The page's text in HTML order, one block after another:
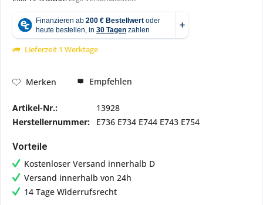
Lieferzeit 1 Werktage
Merken Empfehlen
Artikel-Nr.:
13928
Herstellernummer:
E736 E734 E744 E743 E754
Vorteile
Kostenloser Versand innerhalb D
Versand innerhalb von 24h
14 Tage Widerrufsrecht